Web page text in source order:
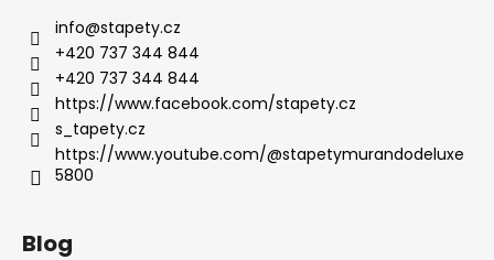
info@stapety.cz
+420 737 344 844
+420 737 344 844
https://www.facebook.com/stapety.cz
s_tapety.cz
https://www.youtube.com/@stapetymurandodeluxe
5800
Blog